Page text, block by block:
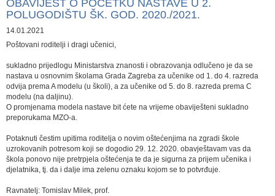
OBAVIJEST O POČETKU NASTAVE U 2.
POLUGODIŠTU ŠK. GOD. 2020./2021.
14.01.2021
Poštovani roditelji i dragi učenici,
sukladno prijedlogu Ministarstva znanosti i obrazovanja ​odlučeno je da se
nastava u osnovnim školama Grada Zagreba za učenike od 1. do 4. razreda
odvija prema A modelu (u školi), a za učenike od 5. do 8. razreda prema C
modelu (na daljinu).
O promjenama modela nastave bit ćete na vrijeme obaviješteni sukladno
preporukama MZO-a.
Potaknuti čestim upitima roditelja o novim oštećenjima na zgradi škole
uzrokovanih potresom koji se dogodio 29. 12. 2020. obavještavam vas da
škola ponovo nije pretrpjela oštećenja te da je sigurna za prijem učenika i
djelatnika, tj. da i dalje ima zelenu oznaku kojom se to potvrđuje.
Ravnatelj: Tomislav Milek, prof.